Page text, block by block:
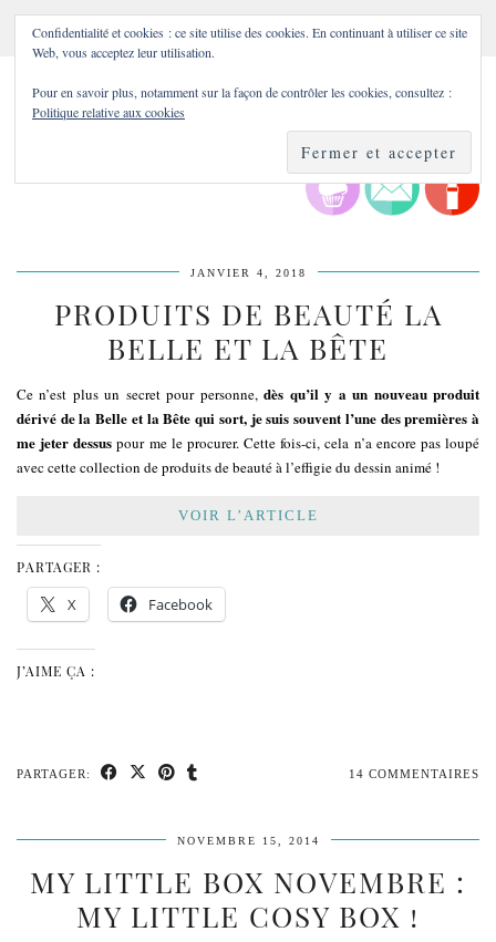
JANVIER 4, 2018
PRODUITS DE BEAUTÉ LA
BELLE ET LA BÊTE
Ce n’est plus un secret pour personne,dès qu’il y a un nouveau produit
dérivé de la Belle et la Bête qui sort, je suis souvent l’une des premières à
me jeter dessus pour me le procurer. Cette fois-ci, cela n’a encore pas loupé
avec cette collection de produits de beauté à l’effigie du dessin animé !
VOIR L’ARTICLE
PARTAGER :
X Facebook
J’AIME ÇA :
PARTAGER: 14 COMMENTAIRES
NOVEMBRE 15, 2014
MY LITTLE BOX NOVEMBRE :
MY LITTLE COSY BOX !
Confidentialité et cookies : ce site utilise des cookies. En continuant à utiliser ce site
Web, vous acceptez leur utilisation.
Pour en savoir plus, notamment sur la façon de contrôler les cookies, consultez :
Politique relative aux cookies